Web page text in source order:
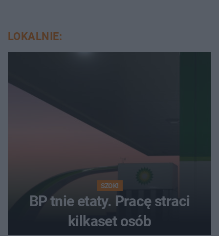
LOKALNIE:
SZOK!
BP tnie etaty. Pracę straci
kilkaset osób